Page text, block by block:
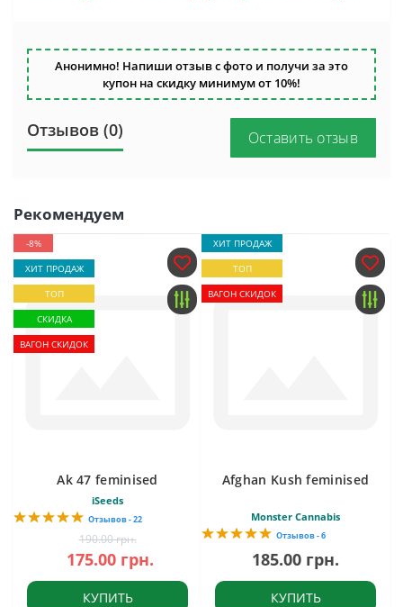
Анонимно! Напиши отзыв с фото и получи за это
купон на скидку минимум от 10%!
Отзывов (0) Оставить отзыв
Рекомендуем
-8%
ХИТ ПРОДАЖ
ТОП
СКИДКА
ВАГОН СКИДОК
Ak 47 feminised
iSeeds
Отзывов - 22
190.00 грн.
175.00 грн.
КУПИТЬ
ХИТ ПРОДАЖ
ТОП
ВАГОН СКИДОК
Afghan Kush feminised
Monster Cannabis
Отзывов - 6
185.00 грн.
КУПИТЬ